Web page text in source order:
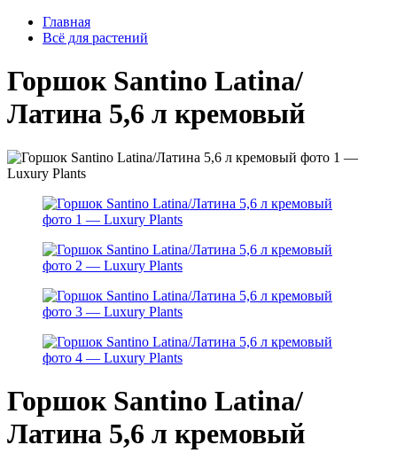
Главная
Всё для растений
Горшок Santino Latina/
Латина 5,6 л кремовый
Горшок Santino Latina/
Латина 5,6 л кремовый